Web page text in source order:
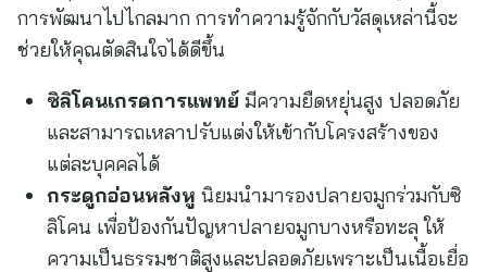
การพัฒนาไปไกลมาก การทำความรู้จักกับวัสดุเหล่านี้จะ
ช่วยให้คุณตัดสินใจได้ดีขึ้น
ซิลิโคนเกรดการแพทย์ มีความยืดหยุ่นสูง ปลอดภัย
และสามารถเหลาปรับแต่งให้เข้ากับโครงสร้างของ
แต่ละบุคคลได้
กระดูกอ่อนหลังหู นิยมนำมารองปลายจมูกร่วมกับซิ
ลิโคน เพื่อป้องกันปัญหาปลายจมูกบางหรือทะลุ ให้
ความเป็นธรรมชาติสูงและปลอดภัยเพราะเป็นเนื้อเยื่อ